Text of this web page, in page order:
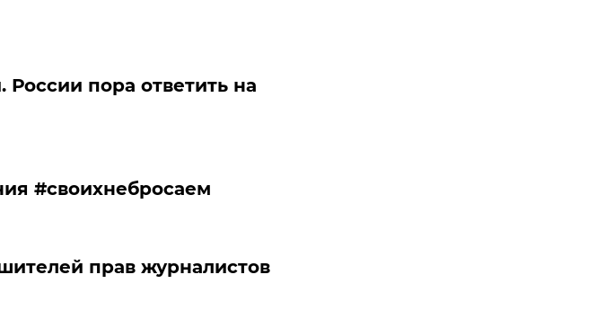
пора ответить на
#своихнебросаем
прав журналистов